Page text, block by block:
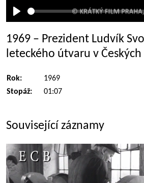
Přehrát
1969 – Prezident Ludvík
leteckého útvaru v
Rok:
1969
Stopáž:
01:07
Související záznamy